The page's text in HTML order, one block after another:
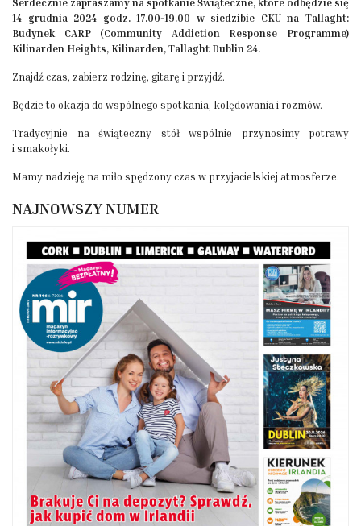
Serdecznie zapraszamy na spotkanie Świąteczne, które odbędzie się
14 grudnia 2024 godz. 17.00-19.00 w siedzibie CKU na Tallaght:
Budynek CARP (Community Addiction Response Programme)
Kilinarden Heights, Kilinarden, Tallaght Dublin 24.
Znajdź czas, zabierz rodzinę, gitarę i przyjdź.
Będzie to okazja do wspólnego spotkania, kolędowania i rozmów.
Tradycyjnie na świąteczny stół wspólnie przynosimy potrawy
i smakołyki.
Mamy nadzieję na miło spędzony czas w przyjacielskiej atmosferze.
NAJNOWSZY NUMER